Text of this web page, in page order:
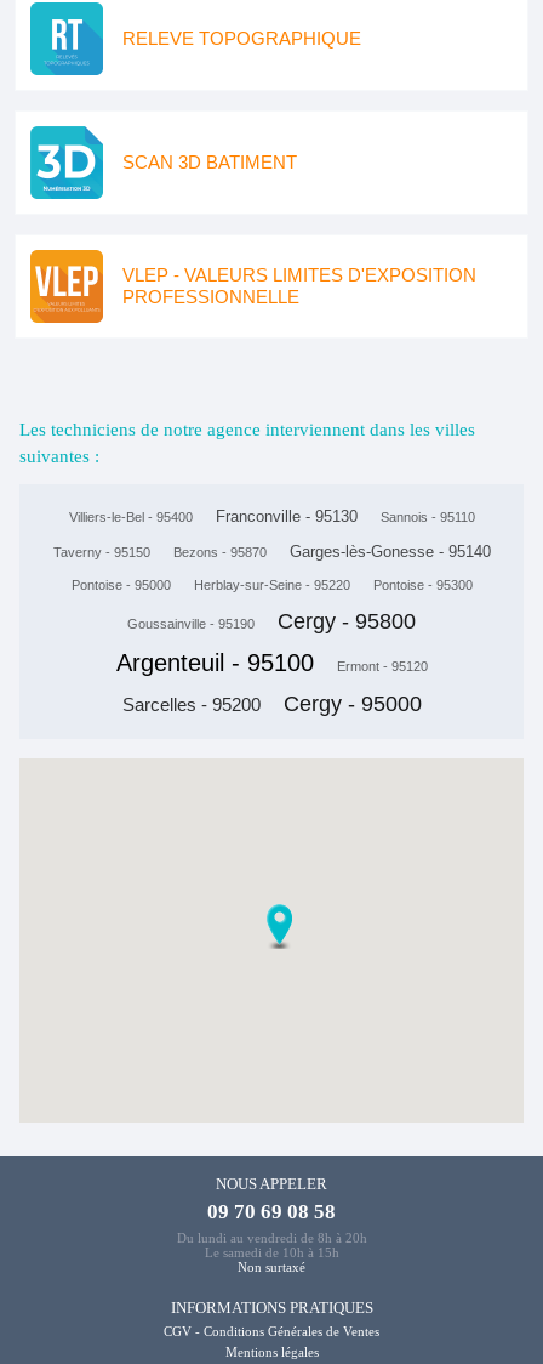
RELEVE TOPOGRAPHIQUE
SCAN 3D BATIMENT
VLEP - VALEURS LIMITES D'EXPOSITION
PROFESSIONNELLE
Les techniciens de notre agence interviennent dans les villes
suivantes :
Villiers-le-Bel - 95400 Franconville - 95130 Sannois - 95110
Taverny - 95150 Bezons - 95870 Garges-lès-Gonesse - 95140
Pontoise - 95000 Herblay-sur-Seine - 95220 Pontoise - 95300
Goussainville - 95190 Cergy - 95800
Argenteuil - 95100 Ermont - 95120
Sarcelles - 95200 Cergy - 95000
NOUS APPELER
09 70 69 08 58
Du lundi au vendredi de 8h à 20h
Le samedi de 10h à 15h
Non surtaxé
INFORMATIONS PRATIQUES
CGV - Conditions Générales de Ventes
Mentions légales